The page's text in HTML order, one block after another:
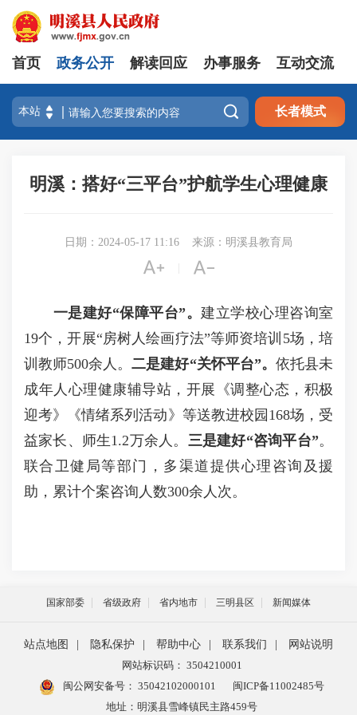
首页 政务公开 解读回应 办事服务 互动交流
 长者模式
明溪：搭好“三平台”护航学生心理健康
日期：2024-05-17 11:16 来源：明溪县教育局
 
一是建好“保障平台”。建立学校心理咨询室
19个，开展“房树人绘画疗法”等师资培训5场，培
训教师500余人。二是建好“关怀平台”。 依托县未
成年人心理健康辅导站，开展《调整心态，积极
迎考》《情绪系列活动》等送教进校园168场，受
益家长、师生1.2万余人。 三是建好“咨询平台”。
联合卫健局等部门，多渠道提供心理咨询及援
助，累计个案咨询人数300余人次。
国家部委 省级政府 省内地市 三明县区 新闻媒体
站点地图 隐私保护 帮助中心 联系我们
网站说明
网站标识码： 3504210001
闽公网安备号： 35042102000101
闽ICP备11002485号
地址：明溪县雪峰镇民主路459号